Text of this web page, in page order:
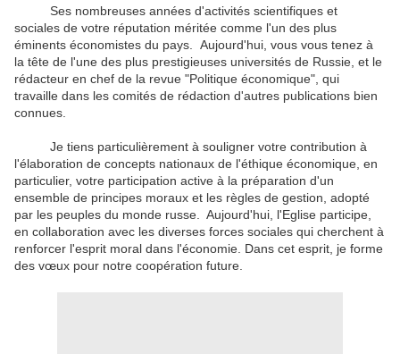
Ses nombreuses années d'activités scientifiques et
sociales de votre réputation méritée comme l'un des plus
éminents économistes du pays.
Aujourd'hui, vous vous tenez à
la tête de l'une des plus prestigieuses universités de Russie, et le
rédacteur en chef de la revue "Politique économique", qui
travaille dans les comités de rédaction d'autres publications bien
connues.
Je tiens particulièrement à souligner votre contribution à
l'élaboration de concepts nationaux de l'éthique économique, en
particulier, votre participation active à la préparation d'un
ensemble de principes moraux et les règles de gestion, adopté
par les peuples du monde russe.
Aujourd'hui, l'Eglise participe,
en collaboration avec les diverses forces sociales qui cherchent à
renforcer l'esprit moral dans l'économie. Dans cet esprit, je forme
des vœux pour notre coopération future.